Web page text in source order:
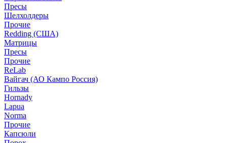
Пресы
Шелхолдеры
Прочие
Redding (США)
Матрицы
Пресы
Прочие
ReLab
Вайгач (АО Кампо Россия)
Гильзы
Hornady
Lapua
Norma
Прочие
Капсюли